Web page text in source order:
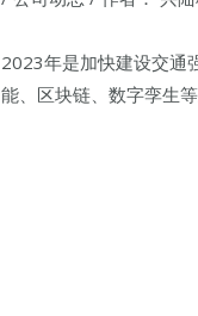
2023年是加快建设交通
能、区块链、数字孪生